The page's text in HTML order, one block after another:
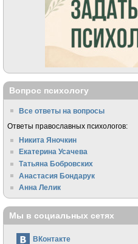
Вопрос психологу
Все ответы на вопросы
Ответы православных психологов:
Никита Яночкин
Екатерина Усачева
Татьяна Бобровских
Анастасия Бондарук
Анна Лелик
Мы в социальных сетях
ВКонтакте